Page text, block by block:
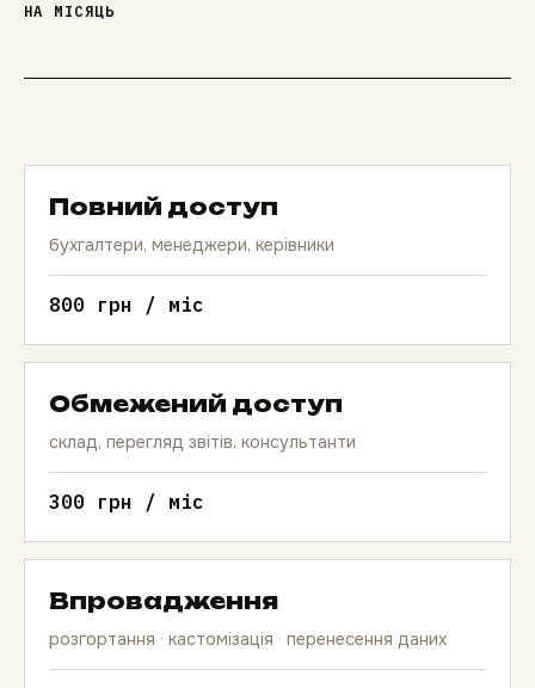
НА МІСЯЦЬ
Повний доступ
бухгалтери, менеджери, керівники
800 грн / міс
Обмежений доступ
склад, перегляд звітів, консультанти
300 грн / міс
Впровадження
розгортання · кастомізація · перенесення даних